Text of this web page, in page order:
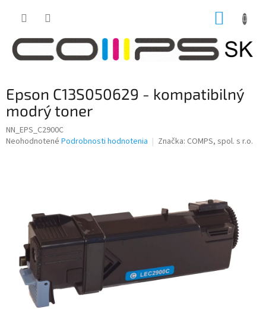
Epson C13S050629 - kompatibilný
modrý toner
NN_EPS_C2900C
Priemerné
hviezdičiek.
Neohodnotené Podrobnosti hodnotenia Značka: COMPS, spol. s r.o.